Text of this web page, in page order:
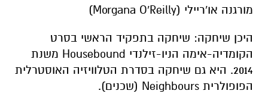
מורגנה או'ריילי (Morgana O'Reilly)
היכן שיחקה: שיחקה בתפקיד הראשי בסרט
הקומדיה-אימה הניו-זילנדי Housebound משנת
2014. היא גם שיחקה בסדרת הטלוויזיה האוסטרלית
הפופולרית Neighbours (שכנים).